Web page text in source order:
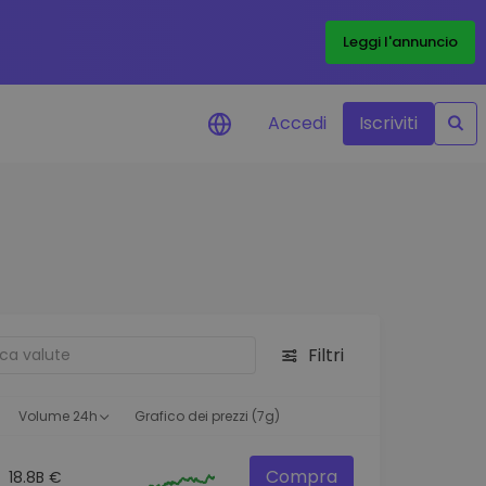
Leggi l'annuncio
utili per performance
Accedi Iscriviti
Filtri
Volume 24h Grafico dei prezzi (7g)
18.8B € Compra